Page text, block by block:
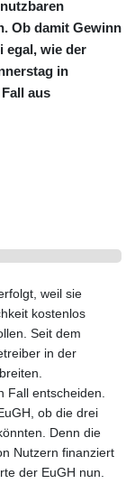
Ob damit Gewinn
egal, wie der
in
aus
weil sie
kostenlos
Seit dem
in der
Fall entscheiden.
ob die drei
Denn die
Nutzern finanziert
der EuGH nun.